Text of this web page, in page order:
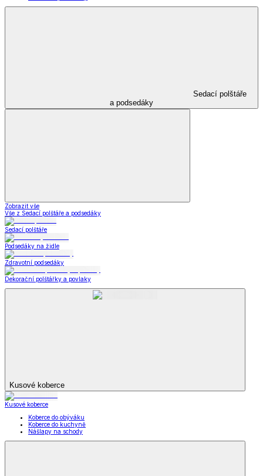
Sedací polštáře
a podsedáky
Zobrazit vše
Vše z Sedací polštáře a podsedáky
Sedací polštáře
Podsedáky na židle
Zdravotní podsedáky
Dekorační polštářky a povlaky
Kusové koberce
Kusové koberce
Koberce do obýváku
Koberce do kuchyně
Nášlapy na schody